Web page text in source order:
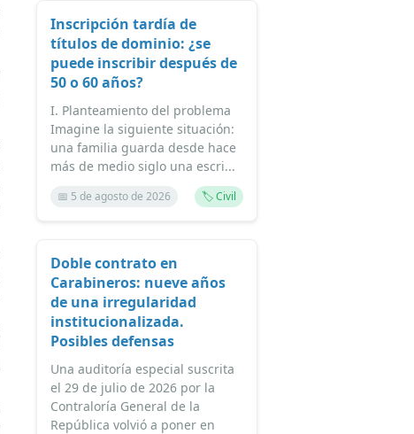
Inscripción tardía de
títulos de dominio: ¿se
puede inscribir después de
50 o 60 años?
I. Planteamiento del problema
Imagine la siguiente situación:
una familia guarda desde hace
más de medio siglo una escri...
📅 5 de agosto de 2026 🏷️ Civil
Doble contrato en
Carabineros: nueve años
de una irregularidad
institucionalizada.
Posibles defensas
Una auditoría especial suscrita
el 29 de julio de 2026 por la
Contraloría General de la
República volvió a poner en